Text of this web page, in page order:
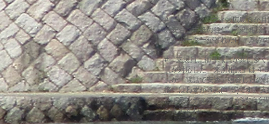
# ここらで、ウィズ広島６か月
の安否、手紙の往信、心理相談
アサポーターがどれだけ「厚み
# 支援員、補導職員が共に多く
員が対応した「来所相談」は４
員が「電話で安否」照会したの
接」はわずか３人(１％)です。
たボランティアワークが縁で予
ントですね。